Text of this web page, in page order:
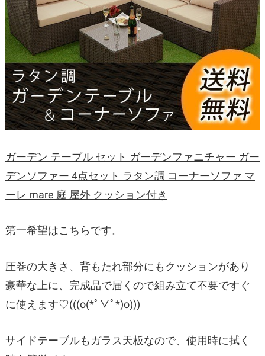
ガーデン テーブル セット ガーデンファニチャー ガー
デンソファー 4点セット ラタン調 コーナーソファ マ
ーレ mare 庭 屋外 クッション付き
第一希望はこちらです。
圧巻の大きさ、背もたれ部分にもクッションがあり
豪華な上に、完成品で届くので組み立て不要ですぐ
に使えます♡(((o(*ﾟ▽ﾟ*)o)))
サイドテーブルもガラス天板なので、使用時に拭く